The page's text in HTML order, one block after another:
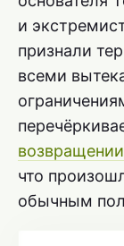
и
признали
всеми
что
обычным